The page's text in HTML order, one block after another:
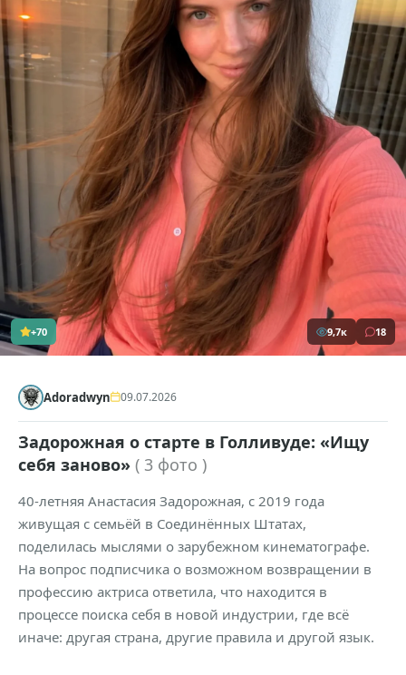
+70 9,7к 18
Adoradwyn 09.07.2026
Задорожная о старте в Голливуде: «Ищу
себя заново» ( 3 фото )
40-летняя Анастасия Задорожная, с 2019 года
живущая с семьёй в Соединённых Штатах,
поделилась мыслями о зарубежном кинематографе.
На вопрос подписчика о возможном возвращении в
профессию актриса ответила, что находится в
процессе поиска себя в новой индустрии, где всё
иначе: другая страна, другие правила и другой язык.